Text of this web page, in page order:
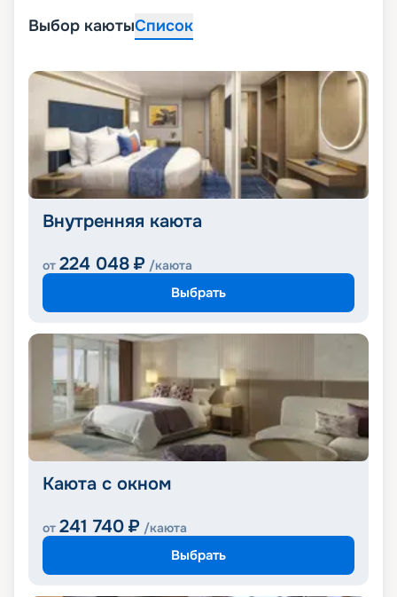
Выбор каютыСписок
Внутренняя каюта
от 224 048 ₽ /каюта
Выбрать
Каюта с окном
от 241 740 ₽ /каюта
Выбрать